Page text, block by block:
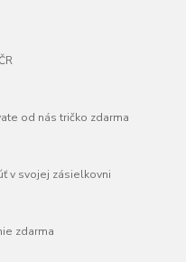
od nás tričko zdarma
v svojej zásielkovni
zdarma